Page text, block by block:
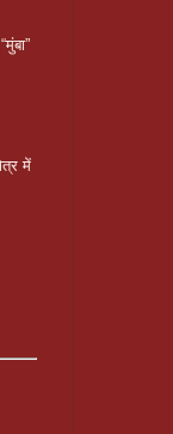
में